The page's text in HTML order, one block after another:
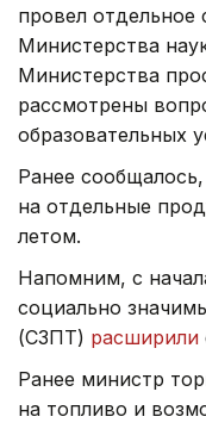
провел отдельное
Министерства
Министерства
рассмотрены
образовательных
Ранее
на отдельные
летом.
Напомним, с
социально
(СЗПТ) расширили
Ранее министр
на топливо и